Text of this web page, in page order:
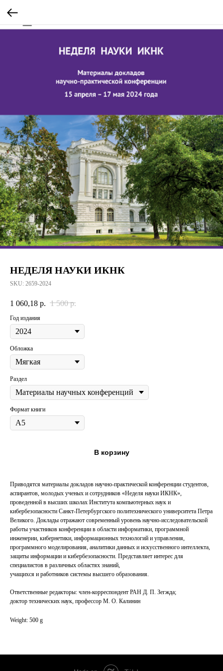
НЕДЕЛЯ НАУКИ ИКНК
SKU: 2659-2024
1 060,18 р. 1 500 р.
Год издания
Обложка
Раздел
Формат книги
В корзину
Приводятся материалы докладов научно-практической конференции студентов,
аспирантов, молодых ученых и сотрудников «Неделя науки ИКНК»,
проведенной в высших школах Института компьютерных наук и
кибербезопасности Санкт-Петербургского политехнического университета Петра
Великого. Доклады отражают современный уровень научно-исследовательской
работы участников конференции в области информатики, программной
инженерии, кибернетики, информационных технологий и управления,
программного моделирования, аналитики данных и искусственного интеллекта,
защиты информации и кибербезопасности. Представляет интерес для
специалистов в различных областях знаний,
учащихся и работников системы высшего образования.
Ответственные редакторы: член-корреспондент РАН Д. П. Зегжда;
доктор технических наук, профессор М. О. Калинин
Weight: 500 g